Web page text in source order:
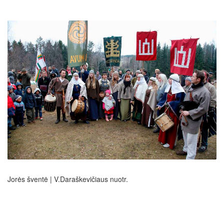
Jorės šventė | V.Daraškevičiaus nuotr.